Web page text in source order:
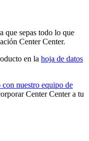
que sepas todo lo que
Center Center.
en la hoja de datos
con nuestro equipo de
Center Center a tu